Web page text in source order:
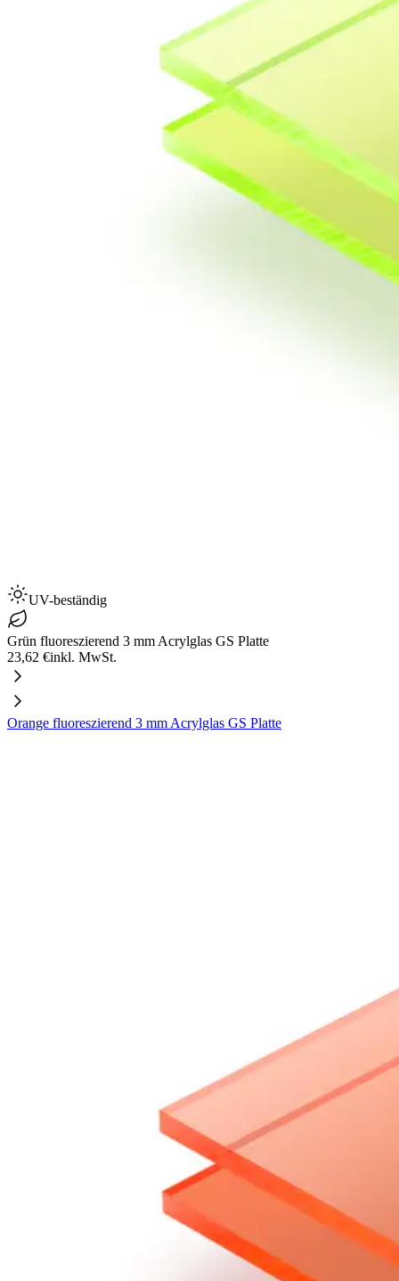
UV-beständig
Grün fluoreszierend 3 mm Acrylglas GS Platte
23,62 €inkl. MwSt.
Orange fluoreszierend 3 mm Acrylglas GS Platte